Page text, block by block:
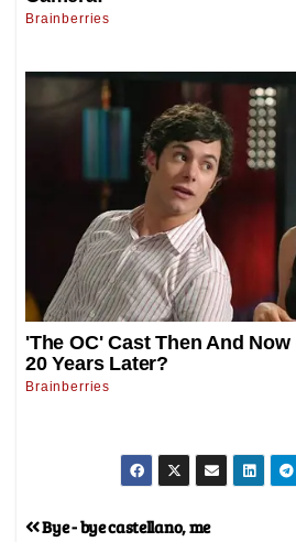
Bye - bye castellano, me